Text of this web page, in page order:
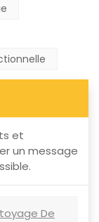
et
un message
De